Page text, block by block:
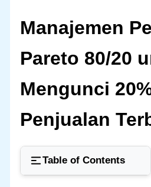
Manajemen
Pareto 80/20
Mengunci
Penjualan
Table of Contents